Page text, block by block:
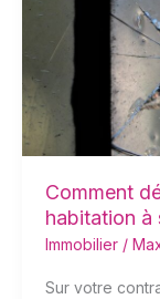
Comment
habitation à
Immobilier /
Sur votre
habitation
à
assurance